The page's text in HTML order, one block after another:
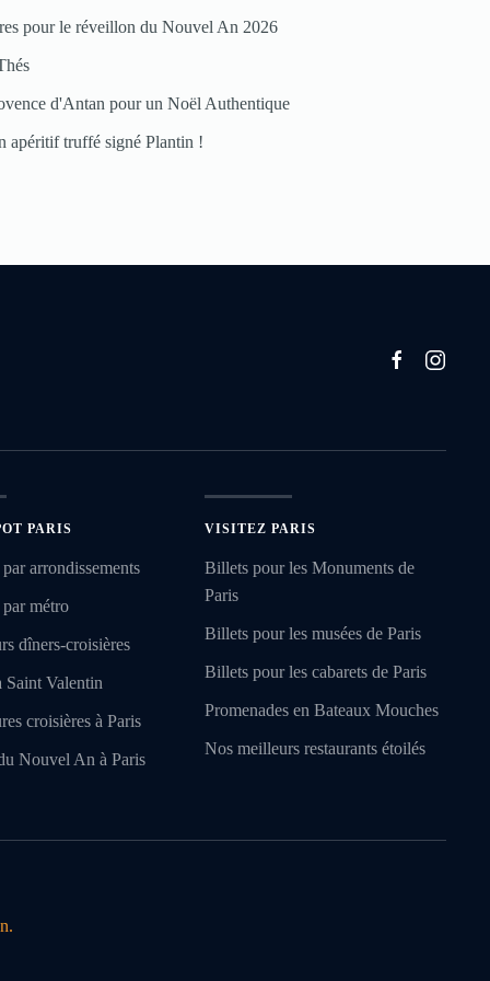
pour le réveillon du Nouvel An 2026
d'Antan pour un Noël Authentique
apéritif truffé signé Plantin !
PARIS
arrondissements
par métro
dîners-croisières
Saint Valentin
croisières à Paris
Nouvel An à Paris
VISITEZ PARIS
Billets pour les Monuments de
Paris
Billets pour les musées de Paris
Billets pour les cabarets de Paris
Promenades en Bateaux Mouches
Nos meilleurs restaurants étoilés